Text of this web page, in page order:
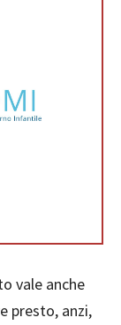
vale anche
presto, anzi,